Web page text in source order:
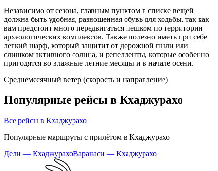
Независимо от сезона, главным пунктом в списке вещей
должна быть удобная, разношенная обувь для ходьбы, так как
вам предстоит много передвигаться пешком по территории
археологических комплексов. Также полезно иметь при себе
легкий шарф, который защитит от дорожной пыли или
слишком активного солнца, и репелленты, которые особенно
пригодятся во влажные летние месяцы и в начале осени.
Среднемесячный ветер (скорость и направление)
Популярные рейсы в Кхаджурахо
Все рейсы в Кхаджурахо
Популярные маршруты с прилётом в Кхаджурахо
Дели — КхаджурахоВаранаси — Кхаджурахо